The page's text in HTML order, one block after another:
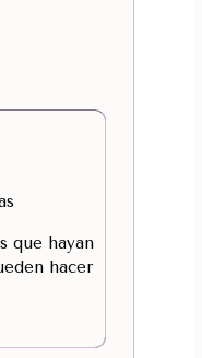
que hayan
hacer